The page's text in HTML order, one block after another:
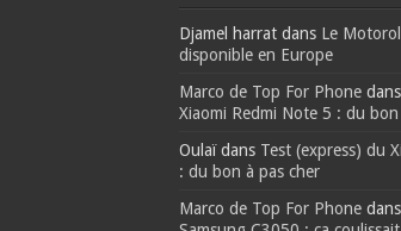
Djamel harratdans Le
disponible en Europe
Marco de Top For Phonedans
Xiaomi Redmi Note 5 : du bon
Oulaïdans Test (express) du
: du bon à pas cher
Marco de Top For Phonedans